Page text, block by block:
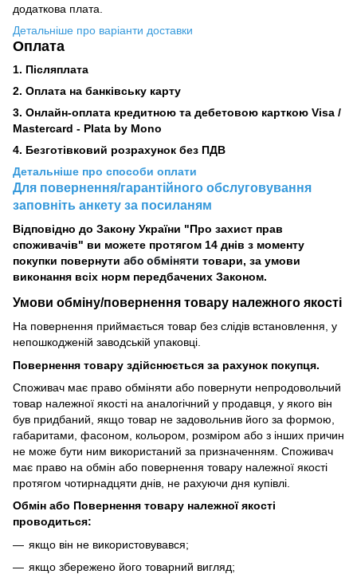
додаткова плата.
Детальніше про варіанти доставки
Оплата
1. Післяплата
2. Оплата на банківську карту
3. Онлайн-оплата кредитною та дебетовою карткою Visa /
Mastercard - Plata by Mono
4. Безготівковий розрахунок без ПДВ
Детальніше про способи оплати
Для повернення/гарантійного обслуговування
заповніть анкету за посиланям
Відповідно до Закону України "Про захист прав
споживачів" ви можете протягом 14 днів з моменту
покупки повернути або обміняти товари, за умови
виконання всіх норм передбачених Законом.
Умови обміну/повернення товару належного якості
На повернення приймається товар без слідів встановлення, у
непошкодженій заводській упаковці.
Повернення товару здійснюється за рахунок покупця.
Споживач має право обміняти або повернути непродовольчий
товар належної якості на аналогічний у продавця, у якого він
був придбаний, якщо товар не задовольнив його за формою,
габаритами, фасоном, кольором, розміром або з інших причин
не може бути ним використаний за призначенням. Споживач
має право на обмін або повернення товару належної якості
протягом чотирнадцяти днів, не рахуючи дня купівлі.
Обмін або Повернення товару належної якості
проводиться:
якщо він не використовувався;
якщо збережено його товарний вигляд;